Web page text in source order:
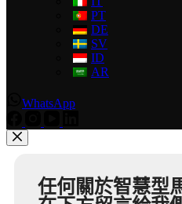
PT
DE
SV
ID
AR
WhatsApp
任何關於智慧型